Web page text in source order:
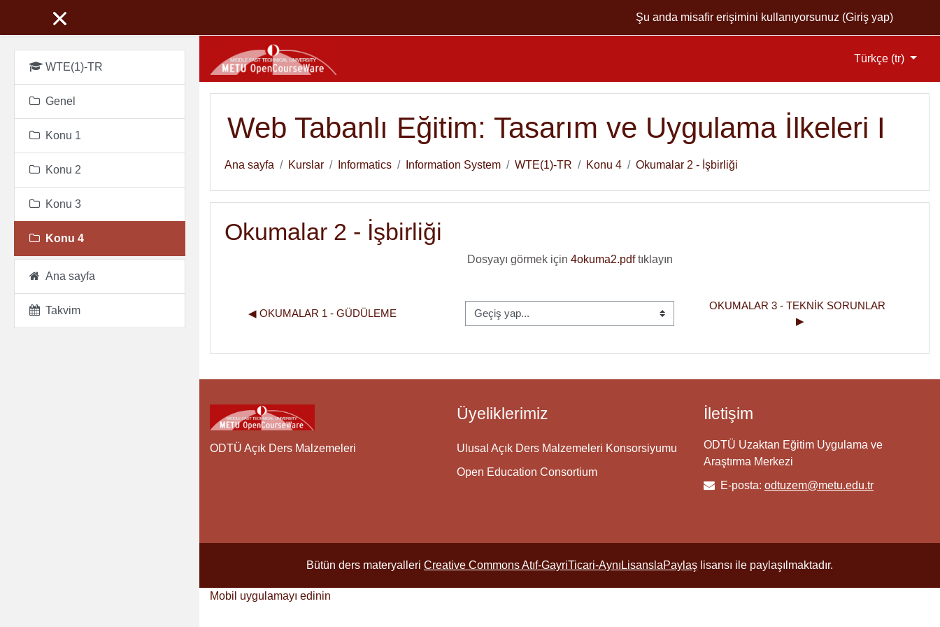
Şu anda misafir erişimini kullanıyorsunuz (Giriş yap)
Türkçe ‎(tr)‎
Web Tabanlı Eğitim: Tasarım ve Uygulama İlkeleri I
Ana sayfa Kurslar Informatics Information System WTE(1)-TR Konu 4 Okumalar 2 - İşbirliği
Okumalar 2 - İşbirliği
Dosyayı görmek için 4okuma2.pdftıklayın
◀︎ OKUMALAR 1 - GÜDÜLEME Geçiş yap...
OKUMALAR 3 - TEKNIK SORUNLAR
▶︎
WTE(1)-TR
Genel
Konu 1
Konu 2
Konu 3
Konu 4
Ana sayfa
Takvim
ODTÜ Açık Ders Malzemeleri
Üyeliklerimiz
Ulusal Açık Ders Malzemeleri Konsorsiyumu
Open Education Consortium
İletişim
ODTÜ Uzaktan Eğitim Uygulama ve
Araştırma Merkezi
E-posta: odtuzem@metu.edu.tr
Bütün ders materyalleri Creative Commons Atıf-GayriTicari-AynıLisanslaPaylaş lisansı ile paylaşılmaktadır.
Mobil uygulamayı edinin